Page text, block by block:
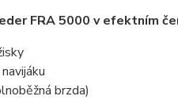
FRA 5000 v efektním
brzda)